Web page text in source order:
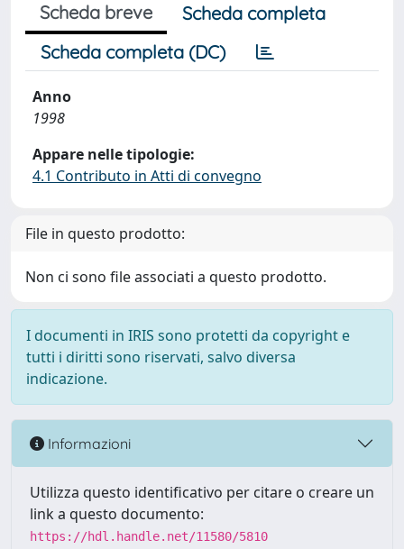
Scheda breve
Scheda completa
Scheda completa (DC)
Anno
1998
Appare nelle tipologie:
4.1 Contributo in Atti di convegno
File in questo prodotto:
Non ci sono file associati a questo prodotto.
I documenti in IRIS sono protetti da copyright e
tutti i diritti sono riservati, salvo diversa
indicazione.
Informazioni
Utilizza questo identificativo per citare o creare un
link a questo documento:
https://hdl.handle.net/11580/5810